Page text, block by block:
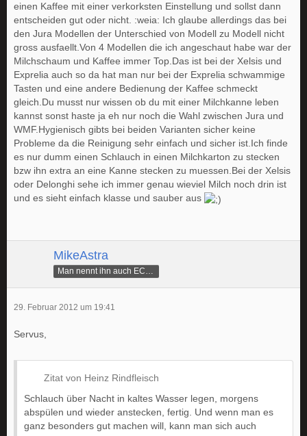
einen Kaffee mit einer verkorksten Einstellung und sollst dann
entscheiden gut oder nicht. :weia: Ich glaube allerdings das bei
den Jura Modellen der Unterschied von Modell zu Modell nicht
gross ausfaellt.Von 4 Modellen die ich angeschaut habe war der
Milchschaum und Kaffee immer Top.Das ist bei der Xelsis und
Exprelia auch so da hat man nur bei der Exprelia schwammige
Tasten und eine andere Bedienung der Kaffee schmeckt
gleich.Du musst nur wissen ob du mit einer Milchkanne leben
kannst sonst haste ja eh nur noch die Wahl zwischen Jura und
WMF.Hygienisch gibts bei beiden Varianten sicher keine
Probleme da die Reinigung sehr einfach und sicher ist.Ich finde
es nur dumm einen Schlauch in einen Milchkarton zu stecken
bzw ihn extra an eine Kanne stecken zu muessen.Bei der Xelsis
oder Delonghi sehe ich immer genau wieviel Milch noch drin ist
und es sieht einfach klasse und sauber aus
MikeAstra
29. Februar 2012 um 19:41
Servus,
Zitat von Heinz Rindfleisch
Schlauch über Nacht in kaltes Wasser legen, morgens
abspülen und wieder anstecken, fertig. Und wenn man es
ganz besonders gut machen will, kann man sich auch